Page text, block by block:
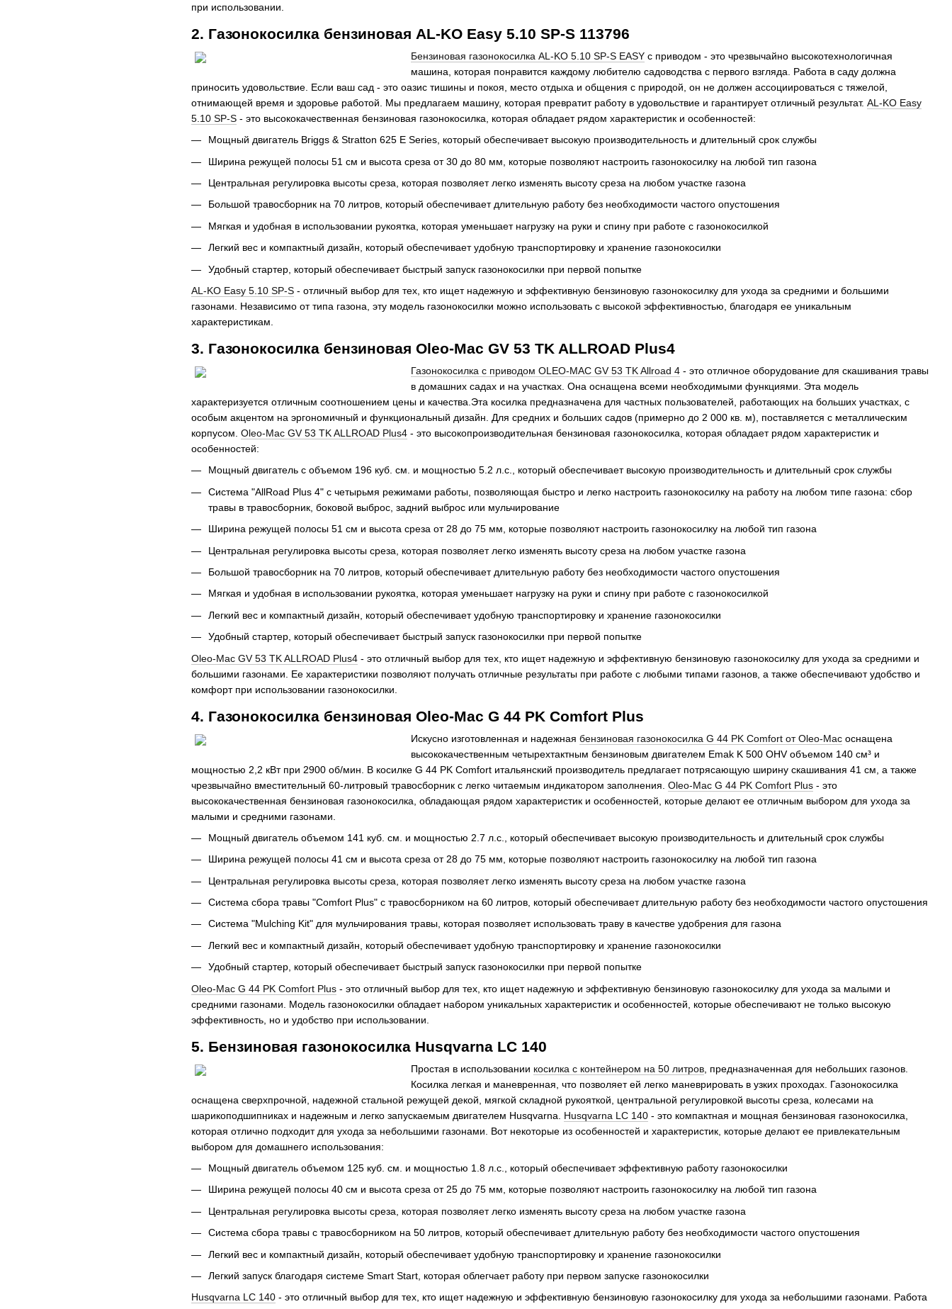
при использовании.
2. Газонокосилка бензиновая AL-KO Easy 5.10 SP-S 113796
Бензиновая газонокосилка AL-KO 5.10 SP-S EASY с приводом - это чрезвычайно высокотехнологичная
машина, которая понравится каждому любителю садоводства с первого взгляда. Работа в саду должна
приносить удовольствие. Если ваш сад - это оазис тишины и покоя, место отдыха и общения с природой, он не должен ассоциироваться с тяжелой,
отнимающей время и здоровье работой. Мы предлагаем машину, которая превратит работу в удовольствие и гарантирует отличный результат. AL-KO Easy
5.10 SP-S - это высококачественная бензиновая газонокосилка, которая обладает рядом характеристик и особенностей:
Мощный двигатель Briggs & Stratton 625 E Series, который обеспечивает высокую производительность и длительный срок службы
Ширина режущей полосы 51 см и высота среза от 30 до 80 мм, которые позволяют настроить газонокосилку на любой тип газона
Центральная регулировка высоты среза, которая позволяет легко изменять высоту среза на любом участке газона
Большой травосборник на 70 литров, который обеспечивает длительную работу без необходимости частого опустошения
Мягкая и удобная в использовании рукоятка, которая уменьшает нагрузку на руки и спину при работе с газонокосилкой
Легкий вес и компактный дизайн, который обеспечивает удобную транспортировку и хранение газонокосилки
Удобный стартер, который обеспечивает быстрый запуск газонокосилки при первой попытке
AL-KO Easy 5.10 SP-S - отличный выбор для тех, кто ищет надежную и эффективную бензиновую газонокосилку для ухода за средними и большими
газонами. Независимо от типа газона, эту модель газонокосилки можно использовать с высокой эффективностью, благодаря ее уникальным
характеристикам.
3. Газонокосилка бензиновая Oleo-Mac GV 53 TK ALLROAD Plus4
Газонокосилка с приводом OLEO-MAC GV 53 TK Allroad 4 - это отличное оборудование для скашивания травы
в домашних садах и на участках. Она оснащена всеми необходимыми функциями. Эта модель
характеризуется отличным соотношением цены и качества.Эта косилка предназначена для частных пользователей, работающих на больших участках, с
особым акцентом на эргономичный и функциональный дизайн. Для средних и больших садов (примерно до 2 000 кв. м), поставляется с металлическим
корпусом. Oleo-Mac GV 53 TK ALLROAD Plus4 - это высокопроизводительная бензиновая газонокосилка, которая обладает рядом характеристик и
особенностей:
Мощный двигатель с объемом 196 куб. см. и мощностью 5.2 л.с., который обеспечивает высокую производительность и длительный срок службы
Система "AllRoad Plus 4" с четырьмя режимами работы, позволяющая быстро и легко настроить газонокосилку на работу на любом типе газона: сбор
травы в травосборник, боковой выброс, задний выброс или мульчирование
Ширина режущей полосы 51 см и высота среза от 28 до 75 мм, которые позволяют настроить газонокосилку на любой тип газона
Центральная регулировка высоты среза, которая позволяет легко изменять высоту среза на любом участке газона
Большой травосборник на 70 литров, который обеспечивает длительную работу без необходимости частого опустошения
Мягкая и удобная в использовании рукоятка, которая уменьшает нагрузку на руки и спину при работе с газонокосилкой
Легкий вес и компактный дизайн, который обеспечивает удобную транспортировку и хранение газонокосилки
Удобный стартер, который обеспечивает быстрый запуск газонокосилки при первой попытке
Oleo-Mac GV 53 TK ALLROAD Plus4 - это отличный выбор для тех, кто ищет надежную и эффективную бензиновую газонокосилку для ухода за средними и
большими газонами. Ее характеристики позволяют получать отличные результаты при работе с любыми типами газонов, а также обеспечивают удобство и
комфорт при использовании газонокосилки.
4. Газонокосилка бензиновая Oleo-Mac G 44 PK Comfort Plus
Искусно изготовленная и надежная бензиновая газонокосилка G 44 PK Comfort от Oleo-Mac оснащена
высококачественным четырехтактным бензиновым двигателем Emak K 500 OHV объемом 140 см³ и
мощностью 2,2 кВт при 2900 об/мин. В косилке G 44 PK Comfort итальянский производитель предлагает потрясающую ширину скашивания 41 см, а также
чрезвычайно вместительный 60-литровый травосборник с легко читаемым индикатором заполнения. Oleo-Mac G 44 PK Comfort Plus - это
высококачественная бензиновая газонокосилка, обладающая рядом характеристик и особенностей, которые делают ее отличным выбором для ухода за
малыми и средними газонами.
Мощный двигатель объемом 141 куб. см. и мощностью 2.7 л.с., который обеспечивает высокую производительность и длительный срок службы
Ширина режущей полосы 41 см и высота среза от 28 до 75 мм, которые позволяют настроить газонокосилку на любой тип газона
Центральная регулировка высоты среза, которая позволяет легко изменять высоту среза на любом участке газона
Система сбора травы "Comfort Plus" с травосборником на 60 литров, который обеспечивает длительную работу без необходимости частого опустошения
Система "Mulching Kit" для мульчирования травы, которая позволяет использовать траву в качестве удобрения для газона
Легкий вес и компактный дизайн, который обеспечивает удобную транспортировку и хранение газонокосилки
Удобный стартер, который обеспечивает быстрый запуск газонокосилки при первой попытке
Oleo-Mac G 44 PK Comfort Plus - это отличный выбор для тех, кто ищет надежную и эффективную бензиновую газонокосилку для ухода за малыми и
средними газонами. Модель газонокосилки обладает набором уникальных характеристик и особенностей, которые обеспечивают не только высокую
эффективность, но и удобство при использовании.
5. Бензиновая газонокосилка Husqvarna LC 140
Простая в использовании косилка с контейнером на 50 литров , предназначенная для небольших газонов.
Косилка легкая и маневренная, что позволяет ей легко маневрировать в узких проходах. Газонокосилка
оснащена сверхпрочной, надежной стальной режущей декой, мягкой складной рукояткой, центральной регулировкой высоты среза, колесами на
шарикоподшипниках и надежным и легко запускаемым двигателем Husqvarna. Husqvarna LC 140 - это компактная и мощная бензиновая газонокосилка,
которая отлично подходит для ухода за небольшими газонами. Вот некоторые из особенностей и характеристик, которые делают ее привлекательным
выбором для домашнего использования:
Мощный двигатель объемом 125 куб. см. и мощностью 1.8 л.с., который обеспечивает эффективную работу газонокосилки
Ширина режущей полосы 40 см и высота среза от 25 до 75 мм, которые позволяют настроить газонокосилку на любой тип газона
Центральная регулировка высоты среза, которая позволяет легко изменять высоту среза на любом участке газона
Система сбора травы с травосборником на 50 литров, который обеспечивает длительную работу без необходимости частого опустошения
Легкий вес и компактный дизайн, который обеспечивает удобную транспортировку и хранение газонокосилки
Легкий запуск благодаря системе Smart Start, которая облегчает работу при первом запуске газонокосилки
Husqvarna LC 140 - это отличный выбор для тех, кто ищет надежную и эффективную бензиновую газонокосилку для ухода за небольшими газонами. Работа